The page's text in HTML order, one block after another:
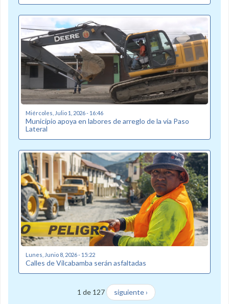
Miércoles, Julio 1, 2026 - 16:46
Municipio apoya en labores de arreglo de la vía Paso
Lateral
Lunes, Junio 8, 2026 - 15:22
Calles de Vilcabamba serán asfaltadas
1 de 127 siguiente ›